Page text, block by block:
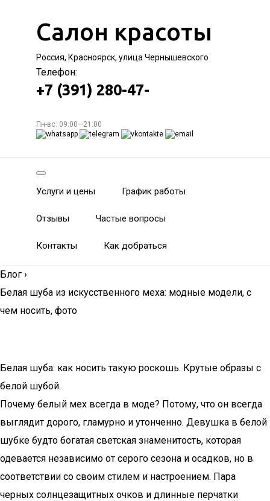
Салон красоты
Россия, Красноярск, улица Чернышевского
Телефон:
+7 (391) 280-47-
Пн-вс: 09:00—21:00
Услуги и цены График работы
Отзывы Частые вопросы
Контакты Как добраться
Блог ›
Белая шуба из искусственного меха: модные модели, с
чем носить, фото
Белая шуба: как носить такую роскошь. Крутые образы с
белой шубой.
Почему белый мех всегда в моде? Потому, что он всегда
выглядит дорого, гламурно и утонченно. Девушка в белой
шубке будто богатая светская знаменитость, которая
одевается независимо от серого сезона и осадков, но в
соответствии со своим стилем и настроением. Пара
черных солнцезащитных очков и длинные перчатки